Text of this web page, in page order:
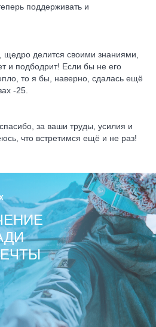
поддерживать и
делится своими знаниями,
и подбодрит! Если бы не его
то я бы, наверно, сдалась ещё
-25.
за ваши труды, усилия и
что встретимся ещё и не раз!